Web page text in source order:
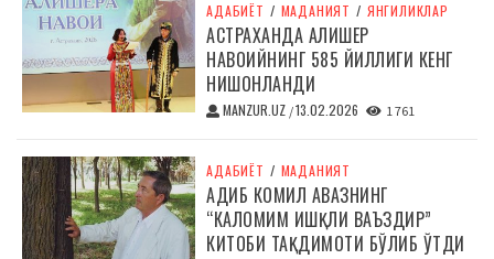
АДАБИЁТ / МАДАНИЯТ / ЯНГИЛИКЛАР
АСТРАХАНДА АЛИШЕР
НАВОИЙНИНГ 585 ЙИЛЛИГИ КЕНГ
НИШОНЛАНДИ
MANZUR.UZ /13.02.2026 1 761
АДАБИЁТ / МАДАНИЯТ
АДИБ КОМИЛ АВАЗНИНГ
“КАЛОМИМ ИШҚЛИ ВАЪЗДИР”
КИТОБИ ТАҚДИМОТИ БЎЛИБ ЎТДИ